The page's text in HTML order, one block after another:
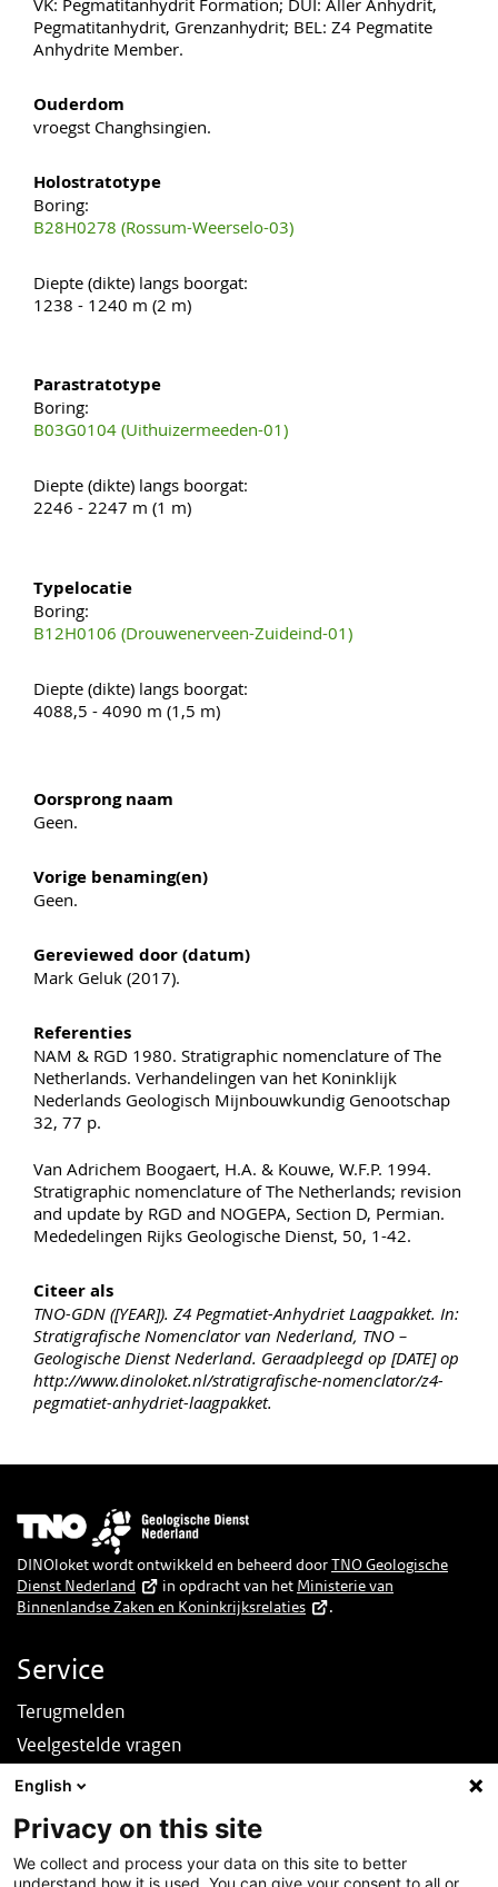
Pegmatitanhydrit, Grenzanhydrit; BEL: Z4 Pegmatite
Anhydrite Member.
Ouderdom
vroegst Changhsingien.
Holostratotype
Boring:
B28H0278 (Rossum-Weerselo-03)
Diepte (dikte) langs boorgat:
1238 - 1240 m (2 m)
Parastratotype
Boring:
B03G0104 (Uithuizermeeden-01)
Diepte (dikte) langs boorgat:
2246 - 2247 m (1 m)
Typelocatie
Boring:
B12H0106 (Drouwenerveen-Zuideind-01)
Diepte (dikte) langs boorgat:
4088,5 - 4090 m (1,5 m)
Oorsprong naam
Geen.
Vorige benaming(en)
Geen.
Gereviewed door (datum)
Mark Geluk (2017).
Referenties
NAM & RGD 1980. Stratigraphic nomenclature of The
Netherlands. Verhandelingen van het Koninklijk
Nederlands Geologisch Mijnbouwkundig Genootschap
32, 77 p.
Van Adrichem Boogaert, H.A. & Kouwe, W.F.P. 1994.
Stratigraphic nomenclature of The Netherlands; revision
and update by RGD and NOGEPA, Section D, Permian.
Mededelingen Rijks Geologische Dienst, 50, 1-42.
Citeer als
TNO-GDN ([YEAR]). Z4 Pegmatiet-Anhydriet Laagpakket. In:
Stratigrafische Nomenclator van Nederland, TNO –
Geologische Dienst Nederland. Geraadpleegd op [DATE] op
http://www.dinoloket.nl/stratigrafische-nomenclator/z4-
pegmatiet-anhydriet-laagpakket.
Afbeelding
DINOloket wordt ontwikkeld en beheerd doorTNO Geologische
Dienst Nederland
in opdracht van het Ministerie van
Binnenlandse Zaken en Koninkrijksrelaties
.
Service
Terugmelden
Veelgestelde vragen
Nieuws
English
Over deze site
English
Privacy on this site
We collect and process your data on this site to better
understand how it is used. You can give your consent to all or